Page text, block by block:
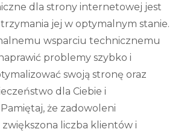
dla strony internetowej jest
jej w optymalnym stanie.
wsparciu technicznemu
problemy szybko i
swoją stronę oraz
dla Ciebie i
że zadowoleni
liczba klientów i